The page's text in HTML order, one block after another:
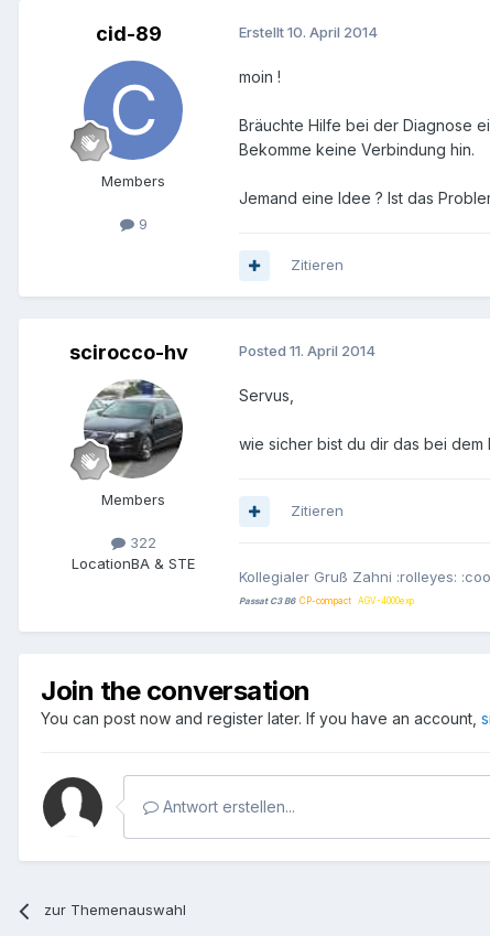
cid-89
Members
9
Erstellt10. April 2014
moin !
Bräuchte Hilfe bei der Diagnose
Bekomme keine Verbindung hin.
Jemand eine Idee ? Ist das
Zitieren
scirocco-hv
Members
322
LocationBA & STE
Posted 11. April 2014
Servus,
wie sicher bist du dir das bei dem
Zitieren
Kollegialer Gruß Zahni :rolleyes:
Passat C3 B6 CP-compact AGV-4000exp
Join the conversation
You can post now and register later. If you have an account,
Antwort erstellen...
zur Themenauswahl